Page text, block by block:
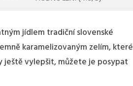
jídlem tradiční slovenské
karamelizovaným zelím, které
ještě vylepšit, můžete je posypat